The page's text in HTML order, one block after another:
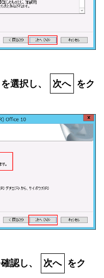
選択し、 次へ をク
認し、 次へ をク